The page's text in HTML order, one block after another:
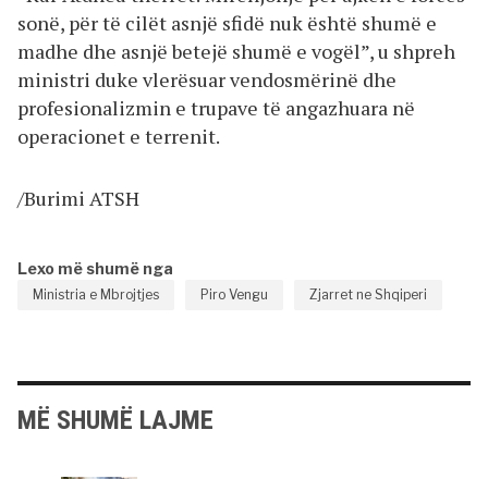
sonë, për të cilët asnjë sfidë nuk është shumë e
madhe dhe asnjë betejë shumë e vogël”, u shpreh
ministri duke vlerësuar vendosmërinë dhe
profesionalizmin e trupave të angazhuara në
operacionet e terrenit.
/Burimi ATSH
Lexo më shumë nga
Ministria e Mbrojtjes Piro Vengu Zjarret ne Shqiperi
MË SHUMË LAJME